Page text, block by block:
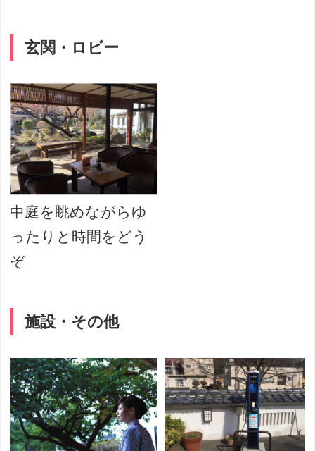
玄関・ロビー
中庭を眺めながらゆ
ったりと時間をどう
ぞ
施設・その他